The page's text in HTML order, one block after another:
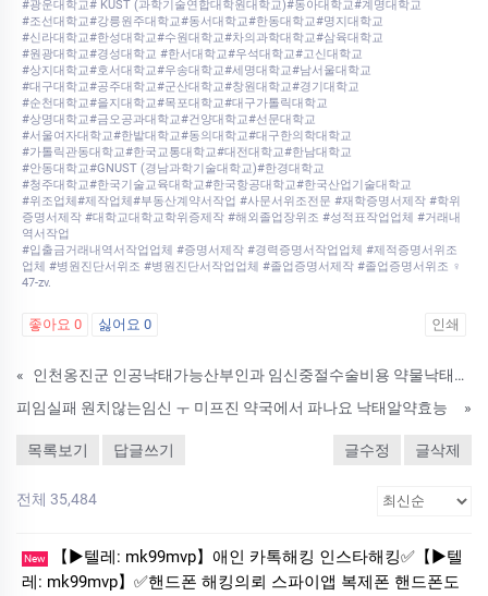
#광운대학교# KUST (과학기술연합대학원대학교)#동아대학교#계명대학교
#조선대학교#강릉원주대학교#동서대학교#한동대학교#명지대학교
#신라대학교#한성대학교#수원대학교#차의과학대학교#삼육대학교
#원광대학교#경성대학교 #한서대학교#우석대학교#고신대학교
#상지대학교#호서대학교#우송대학교#세명대학교#남서울대학교
#대구대학교#공주대학교#군산대학교#창원대학교#경기대학교
#순천대학교#을지대학교#목포대학교#대구가톨릭대학교
#상명대학교#금오공과대학교#건양대학교#선문대학교
#서울여자대학교#한밭대학교#동의대학교#대구한의학대학교
#가톨릭관동대학교#한국교통대학교#대전대학교#한남대학교
#안동대학교#GNUST (경남과학기술대학교)#한경대학교
#청주대학교#한국기술교육대학교#한국항공대학교#한국산업기술대학교
#위조업체#제작업체#부동산계약서작업 #사문서위조전문 #재학증명서제작 #학위
증명서제작 #대학교대학교학위증제작 #해외졸업장위조 #성적표작업업체 #거래내
역서작업
#입출금거래내역서작업업체 #증명서제작 #경력증명서작업업체 #제적증명서위조
업체 #병원진단서위조 #병원진단서작업업체 #졸업증명서제작 #졸업증명서위조 ♀
47-zv.
좋아요 0 싫어요 0 인쇄
«
인천옹진군 인공낙태가능산부인과 임신중절수술비용 약물낙태해주는병원 인공유산유도제복용가능한시기
피임실패 원치않는임신 ㅜ 미프진 약국에서 파나요 낙­태알약효능
»
목록보기 답글쓰기 글수정 글삭제
전체 35,484
New
【▶텔레: mk99mvp】애인 카톡해킹 인스타해킹✅【▶텔
레: mk99mvp】✅핸드폰 해킹의뢰 스파이앱 복제폰 핸드폰도